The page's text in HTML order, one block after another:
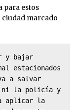
para estos
marcado
y bajar
estacionados
a salvar
ni la policía y
aplicar la